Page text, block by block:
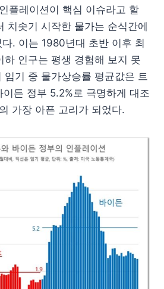
플레이션이 핵심 이슈라고 할
치솟기 시작한 물가는 순식간에
. 이는 1980년대 초반 이후 최
인구는 평생 경험해 보지 못
임기 중 물가상승률 평균값은 트
이든 정부 5.2%로 극명하게 대조
가장 아픈 고리가 되었다.